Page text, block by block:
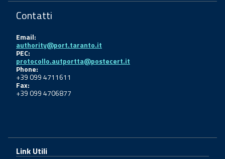
Contatti
Email:
authority@port.taranto.it
PEC:
protocollo.autportta@postecert.it
Phone:
+39 099 4711611
Fax:
+39 099 4706877
Link Utili